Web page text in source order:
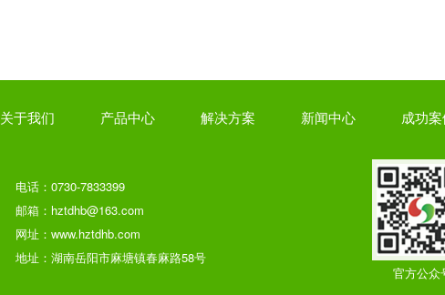
关于我们 产品中心 解决方案 新闻中心 成功
电话：0730-7833399
邮箱：hztdhb@163.com
网址：www.hztdhb.com
地址：湖南岳阳市麻塘镇春麻路58号
官方公众